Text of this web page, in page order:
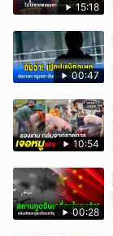
15:18
00:47
10:54
00:28